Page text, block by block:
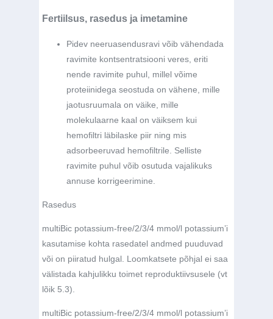
Fertiilsus, rasedus ja imetamine
Pidev neeruasendusravi võib vähendada
ravimite kontsentratsiooni veres, eriti
nende ravimite puhul, millel võime
proteiinidega seostuda on vähene, mille
jaotusruumala on väike, mille
molekulaarne kaal on väiksem kui
hemofiltri läbilaske piir ning mis
adsorbeeruvad hemofiltrile. Selliste
ravimite puhul võib osutuda vajalikuks
annuse korrigeerimine.
Rasedus
multiBic potassium-free/2/3/4 mmol/l potassium’i
kasutamise kohta rasedatel andmed puuduvad
või on piiratud hulgal. Loomkatsete põhjal ei saa
välistada kahjulikku toimet reproduktiivsusele (vt
lõik 5.3).
multiBic potassium-free/2/3/4 mmol/l potassium’i